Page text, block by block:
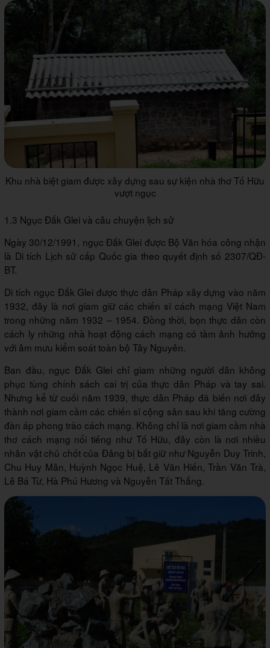
Khu nhà biệt giam được xây dựng sau sự kiện nhà thơ Tố Hữu
vượt ngục
1.3 Ngục Đắk Glei và câu chuyện lịch sử
Ngày 30/12/1991, ngục Đắk Glei được Bộ Văn hóa công nhận
là Di tích Lịch sử cấp Quốc gia theo quyết định số 2307/QĐ-
BT.
Di tích ngục Đắk Glei được thực dân Pháp xây dựng vào năm
1932, đây là nơi giam giữ các chiến sĩ cách mạng Việt Nam
trong những năm 1932 – 1954. Đồng thời, bọn thực dân còn
cách ly những nhà hoạt động cách mạng có tầm ảnh hưởng
với âm mưu kiểm soát toàn bộ Tây Nguyên.
Ban đầu, ngục Đắk Glei chỉ giam những người dân không
phục tùng chính sách cai trị của thực dân Pháp và tay sai.
Nhưng kể từ cuối năm 1939, thực dân Pháp đã biến nơi đây
thành nơi giam cầm các chiến sĩ cộng sản sau khi tăng cường
đàn áp phong trào cách mạng. Không chỉ là nơi giam cầm nhà
thơ cách mạng nổi tiếng như Tố Hữu, đây còn là nơi nhiều
nhân vật chủ chốt của Đảng bị bắt giữ như Nguyễn Duy Trinh,
Chu Huy Mân, Huỳnh Ngọc Huệ, Lê Văn Hiến, Trần Văn Trà,
Lê Bá Từ, Hà Phú Hương và Nguyễn Tất Thắng.